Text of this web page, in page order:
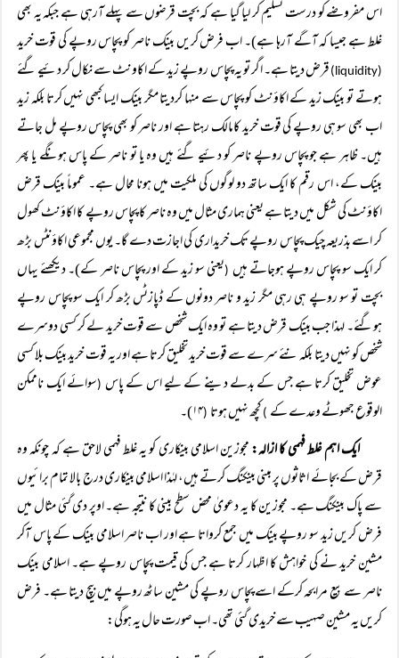
اس مفروضے کو درست تسلیم کر لیا گیا ہے کہ بچت قرضوں سے پہلے آرہی ہے جبکہ یہ بھی
غلط ہے جیسا کہ آگے آرہا ہے)۔ اب فرض کریں بینک ناصر کو پچاس روپے کی قوت خرید
(liquidity)
قرض دیتا ہے۔ اگر تو یہ پچاس روپے زید کے اکاونٹ سے نکال کر دئیے گئے
ہوتے تو بینک زید کے اکاؤنٹ کو پچاس سے منہا کردیتا مگر بینک ایسا کبھی نہیں کرتا بلکہ زید
اب بھی سو ہی روپے کی قوت خرید کامالک رہتا ہے اور ناصر کو بھی پچاس روپے مل جاتے
ہیں۔ ظاہر ہے جو پچاس روپے ناصر کو دئیے گئے ہیں وہ یا تو ناصر کے پاس ہونگے یا پھر
بینک کے، اس رقم کا ایک ساتھ دو لوگوں کی ملکیت میں ہونا محال ہے۔ عموماً بینک قرض
اکاؤنٹ کی شکل میں دیتا ہے یعنی ہماری مثال میں وہ ناصر کا پچاس روپے کا اکاؤنٹ کھول
کر اسے بذریعہ چیک پچاس روپے تک خریداری کی اجازت دے گا۔ یوں مجموعی اکاؤنٹس بڑھ
کر ایک سو پچاس روپے ہوجاتے ہیں (یعنی سو زید کے اور پچاس ناصر کے)۔ دیکھئے یہاں
بچت تو سو روپے ہی رہی مگر زید و ناصر دونوں کے ڈپازٹس بڑھ کر ایک سو پچاس روپے
ہوگئے۔ لہذا جب بینک قرض دیتا ہے تو وہ ایک شخص سے قوت خرید لے کر کسی دوسرے
شخص کو نہیں دیتا بلکہ نئے سرے سے قوت خرید تخلیق کرتا ہے اور یہ قوت خرید بینک بلا کسی
عوض تخلیق کرتا ہے جس کے بدلے دینے کے لیے اس کے پاس (سوائے ایک ناممکن
الوقوع جھوٹے وعدے کے )کچھ نہیں ہوتا (۱۴)۔
ایک اہم غلط فہمی کا ازالہ:مجوزین اسلامی بینکاری کو یہ غلط فہمی لاحق ہے کہ چونکہ وہ
قرض کے بجائے اثاثوں پر مبنی بینکنگ کرتے ہیں، لہٰذا اسلامی بینکاری درج بالا تمام برائیوں
سے پاک بینکنگ ہے۔ مجوزین کا یہ دعویٰ محض سطح بینی کا نتیجہ ہے۔ اوپر دی گئی مثال میں
فرض کریں زید سو روپے بینک میں جمع کرواتا ہے اور اب ناصر اسلامی بینک کے پاس آکر
مشین خرید نے کی خواہش کا اظہار کرتا ہے جس کی قیمت پچاس روپے ہے۔ اسلامی بینک
ناصر سے بیع مرابحہ کرکے اسے پچاس روپے کی مشین ساٹھ روپے میں بیچ دیتا ہے۔ فرض
کریں یہ مشین صہیب سے خریدی گئی تھی۔ اب صورت حال یہ ہوگی: